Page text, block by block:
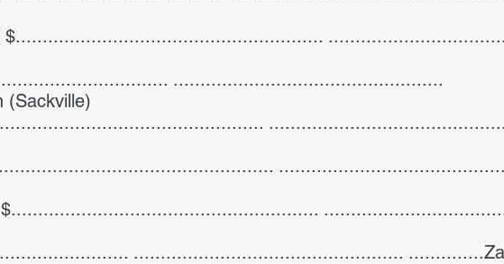
$.........................................................
..................................................
$.........................................................
..................................................